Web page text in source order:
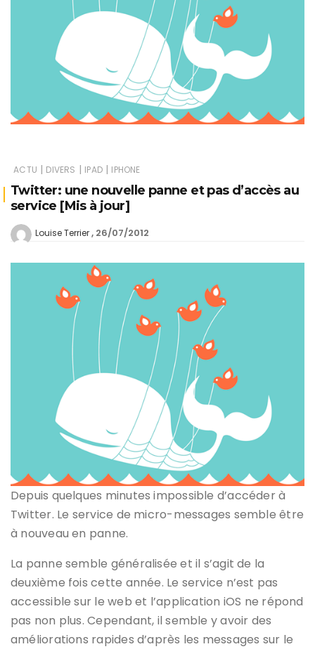
ACTU | DIVERS | IPAD | IPHONE
Twitter: une nouvelle panne et pas d’accès au
service [Mis à jour]
Louise Terrier 26/07/2012
Depuis quelques minutes impossible d’accéder à
Twitter. Le service de micro-messages semble être
à nouveau en panne.
La panne semble généralisée et il s’agit de la
deuxième fois cette année. Le service n’est pas
accessible sur le web et l’application iOS ne répond
pas non plus. Cependant, il semble y avoir des
améliorations rapides d’après les messages sur le